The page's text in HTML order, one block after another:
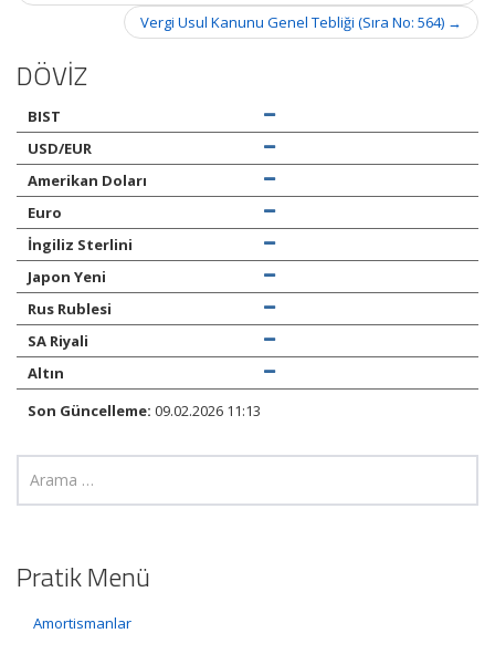
Vergi Usul Kanunu Genel Tebliği (Sıra No: 564) →
DÖVİZ
BIST
USD/EUR
Amerikan Doları
Euro
İngiliz Sterlini
Japon Yeni
Rus Rublesi
SA Riyali
Altın
Son Güncelleme: 09.02.2026 11:13
Pratik Menü
Amortismanlar